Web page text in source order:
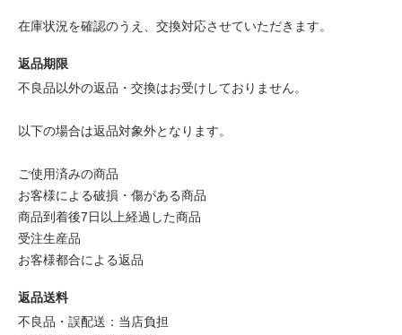
在庫状況を確認のうえ、交換対応させていただきます。
返品期限
不良品以外の返品・交換はお受けしておりません。
以下の場合は返品対象外となります。
ご使用済みの商品
お客様による破損・傷がある商品
商品到着後7日以上経過した商品
受注生産品
お客様都合による返品
返品送料
不良品・誤配送：当店負担